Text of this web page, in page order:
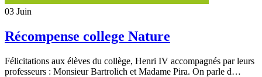
03 Juin
Récompense college Nature
Félicitations aux élèves du collège, Henri IV accompagnés par leurs
professeurs : Monsieur Bartrolich et Madame Pira. On parle d…